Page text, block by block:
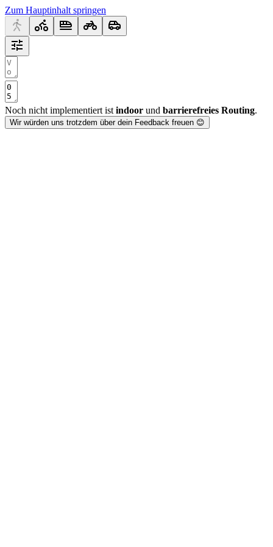
Zum Hauptinhalt springen
Noch nicht implementiert ist indoor und barrierefreies Routing.
Wir würden uns trotzdem über dein Feedback freuen 😊